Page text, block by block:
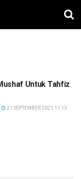
Untuk Tahfiz
21 SEPTEMBER 2021 11:13